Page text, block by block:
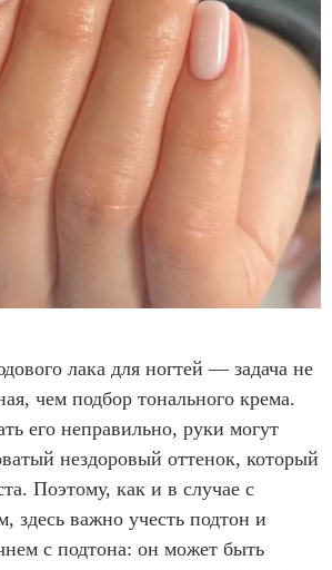
лака для ногтей — задача не
чем подбор тонального крема.
его неправильно, руки могут
нездоровый оттенок, который
Поэтому, как и в случае с
здесь важно учесть подтон и
с подтона: он может быть